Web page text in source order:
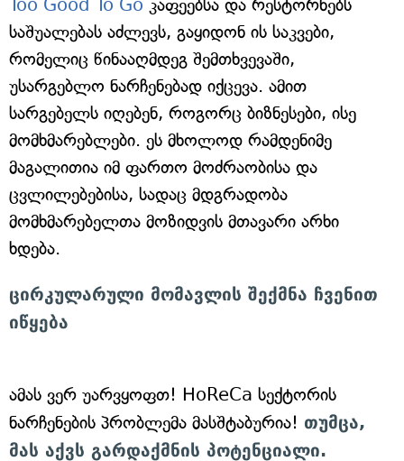
Too Good To Go კაფეებსა და რესტორნებს
საშუალებას აძლევს, გაყიდონ ის საკვები,
რომელიც წინააღმდეგ შემთხვევაში,
უსარგებლო ნარჩენებად იქცევა. ამით
სარგებელს იღებენ, როგორც ბიზნესები, ისე
მომხმარებლები. ეს მხოლოდ რამდენიმე
მაგალითია იმ ფართო მოძრაობისა და
ცვლილებებისა, სადაც მდგრადობა
მომხმარებელთა მოზიდვის მთავარი არხი
ხდება.
ცირკულარული მომავლის შექმნა ჩვენით
იწყება
ამას ვერ უარვყოფთ! HoReCa სექტორის
ნარჩენების პრობლემა მასშტაბურია! თუმცა,
მას აქვს გარდაქმნის პოტენციალი.